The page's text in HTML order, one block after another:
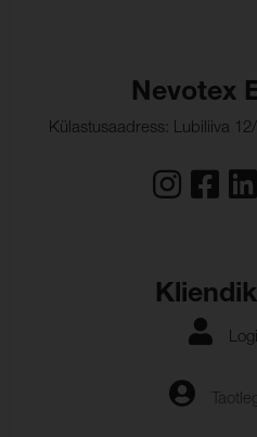
Nevotex
Külastusaadress: Lubiliiva